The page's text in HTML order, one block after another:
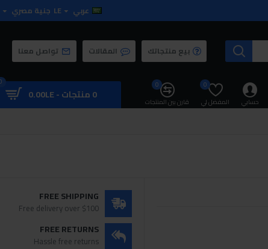
عربي LE جنية مصري
بيع منتجاتك المقالات تواصل معنا
حسابي المفضل لي
0
قارن بين المنتجات
0
0 منتجات - 0.00LE
FREE SHIPPING
Free delivery over $100
FREE RETURNS
Hassle free returns